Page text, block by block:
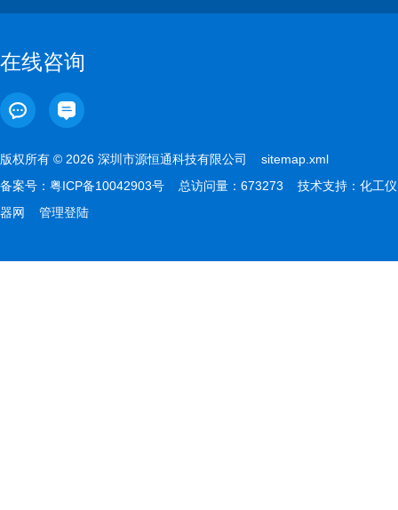
在线咨询
版权所有 © 2026 深圳市源恒通科技有限公司 sitemap.xml
备案号： 粤ICP备10042903号 总访问量：673273 技术支持： 化工仪
器网
管理登陆